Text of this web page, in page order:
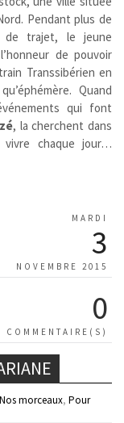
Pendant plus de
de trajet, le jeune
de pouvoir
Transsibérien en
Quand
qui font
, la cherchent dans
chaque jour…
MARDI
3
NOVEMBRE 2015
0
COMMENTAIRE(S)
Nos morceaux, Pour